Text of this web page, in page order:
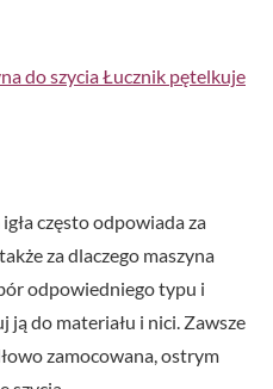
do szycia Łucznik pętelkuje
często odpowiada za
za dlaczego maszyna
odpowiedniego typu i
ją do materiału i nici. Zawsze
zamocowana, ostrym